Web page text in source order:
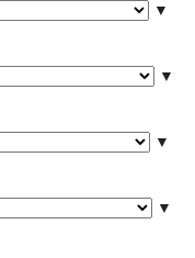
▼
▼
▼
▼